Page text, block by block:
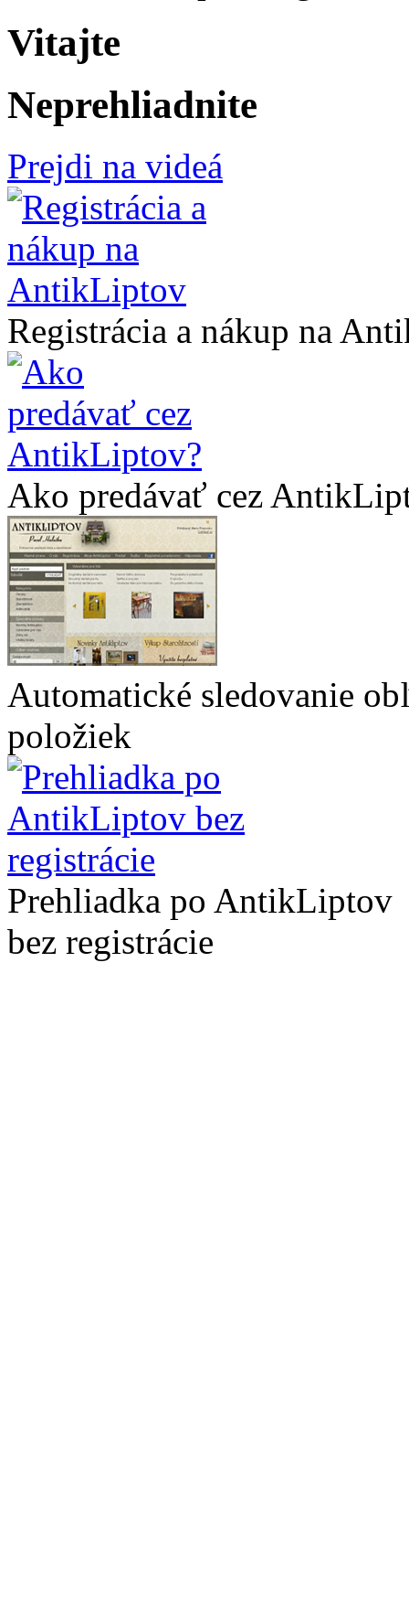
Vitajte
Neprehliadnite
Prejdi na videá
Registrácia a nákup na
Ako predávať cez
Automatické sledovanie
položiek
Prehliadka po AntikLiptov
bez registrácie